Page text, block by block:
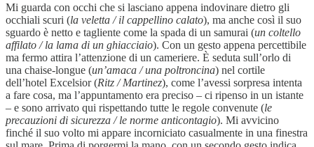
Mi guarda con occhi che si lasciano appena indovinare dietro gli
occhiali scuri (la veletta / il cappellino calato), ma anche così il suo
sguardo è netto e tagliente come la spada di un samurai (un coltello
affilato / la lama di un ghiacciaio). Con un gesto appena percettibile
ma fermo attira l’attenzione di un cameriere. È seduta sull’orlo di
una chaise-longue (un’amaca / una poltroncina) nel cortile
dell’hotel Excelsior (Ritz / Martinez), come l’avessi sorpresa intenta
a fare cosa, ma l’appuntamento era preciso – ci ripenso in un istante
– e sono arrivato qui rispettando tutte le regole convenute (le
precauzioni di sicurezza / le norme anticontagio). Mi avvicino
finché il suo volto mi appare incorniciato casualmente in una finestra